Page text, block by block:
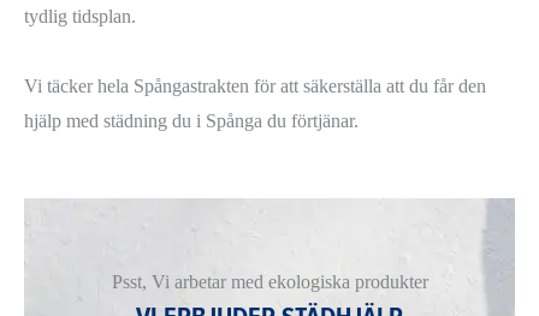
tydlig tidsplan.
Vi täcker hela Spångastrakten för att säkerställa att du får den
hjälp med städning du i Spånga du förtjänar.
Psst, Vi arbetar med ekologiska produkter